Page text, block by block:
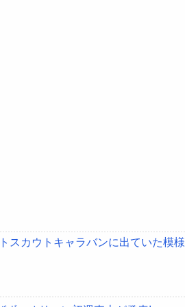
スカウトキャラバンに出ていた模様